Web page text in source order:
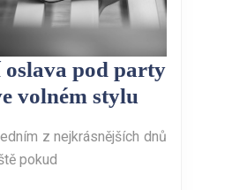
oslava pod party
volném stylu
pod
z nejkrásnějších dnů
pokud